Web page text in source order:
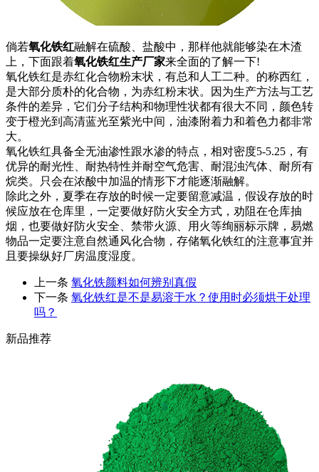
倘若氧化铁红融解在硫酸、盐酸中，那样他就能够染在木渣
上，下面跟着氧化铁红生产厂家来全面的了解一下!
氧化铁红是赤红化合物粉末状，有总和人工二种。的称西红，
是大部分质朴的化合物，为赤红粉末状。因为生产方法与工艺
条件的差异，它们分子结构和物理性状都有很大不同，颜色转
变于橙光到高清蓝光至紫光中间，油漆附着力和着色力都非常
大。
氧化铁红具备全无油渗性跟水渗的特点，相对密度5-5.25，有
优异的耐光性、耐热特性并耐空气危害、耐混浊汽体、耐所有
烷类。只会在浓酸中加温的情形下才能逐渐融解。
除此之外，夏季在存放的时候一定要留意减温，假设存放的时
候应放在仓库里，一定要做好防火安全方式，劝阻在仓库抽
烟，也要做好防火安全、禁带火源、用火等绚丽标示牌，易燃
物品一定要注意自然通风化合物，存储氧化铁红的注意事宜并
且要操纵好厂房温度湿度。
上一条 氧化铁颜料如何辨别真假
下一条 氧化铁红是不是易溶于水？使用时必须烘干处理
吗？
新品推荐